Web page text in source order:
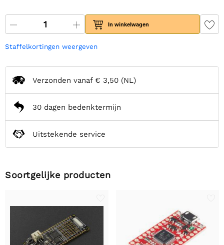
In winkelwagen
Staffelkortingen weergeven
Verzonden vanaf € 3,50 (NL)
30 dagen bedenktermijn
Uitstekende service
Soortgelijke producten